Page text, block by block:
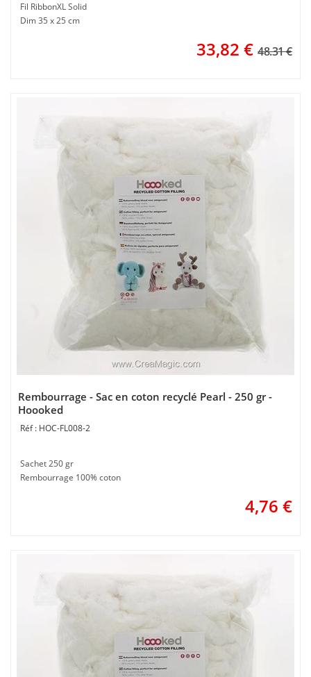
Fil RibbonXL Solid
Dim 35 x 25 cm
33,82 € 48.31 €
Rembourrage - Sac en coton recyclé Pearl - 250 gr -
Hoooked
HOC-FL008-2
Sachet 250 gr
Rembourrage 100% coton
4,76 €